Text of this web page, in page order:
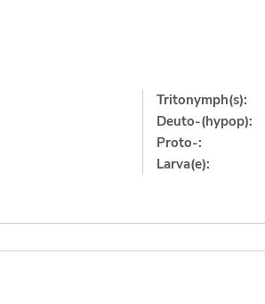
Tritonymph(s):
Deuto-(hypop):
Proto-:
Larva(e):